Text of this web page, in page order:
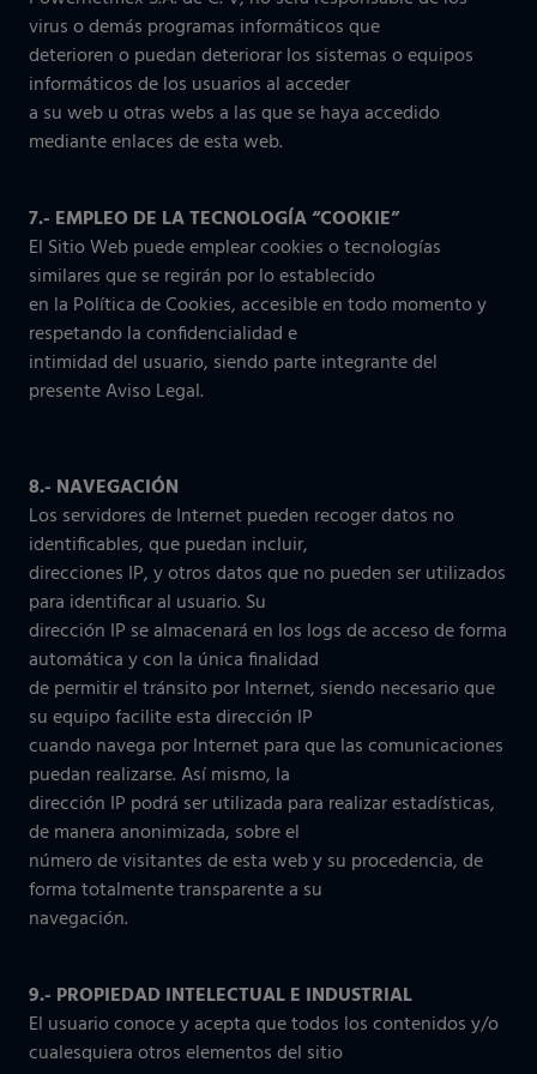
virus o demás programas informáticos que
deterioren o puedan deteriorar los sistemas o equipos
informáticos de los usuarios al acceder
a su web u otras webs a las que se haya accedido
mediante enlaces de esta web.
7.- EMPLEO DE LA TECNOLOGÍA “COOKIE”
El Sitio Web puede emplear cookies o tecnologías
similares que se regirán por lo establecido
en la Política de Cookies, accesible en todo momento y
respetando la confidencialidad e
intimidad del usuario, siendo parte integrante del
presente Aviso Legal.
8.- NAVEGACIÓN
Los servidores de Internet pueden recoger datos no
identificables, que puedan incluir,
direcciones IP, y otros datos que no pueden ser utilizados
para identificar al usuario. Su
dirección IP se almacenará en los logs de acceso de forma
automática y con la única finalidad
de permitir el tránsito por Internet, siendo necesario que
su equipo facilite esta dirección IP
cuando navega por Internet para que las comunicaciones
puedan realizarse. Así mismo, la
dirección IP podrá ser utilizada para realizar estadísticas,
de manera anonimizada, sobre el
número de visitantes de esta web y su procedencia, de
forma totalmente transparente a su
navegación.
9.- PROPIEDAD INTELECTUAL E INDUSTRIAL
El usuario conoce y acepta que todos los contenidos y/o
cualesquiera otros elementos del sitio